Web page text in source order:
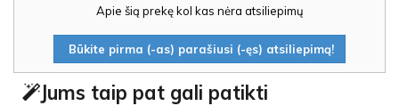
Apie šią prekę kol kas nėra atsiliepimų
Būkite pirma (-as) parašiusi (-ęs) atsiliepimą!
Jums taip pat gali patikti